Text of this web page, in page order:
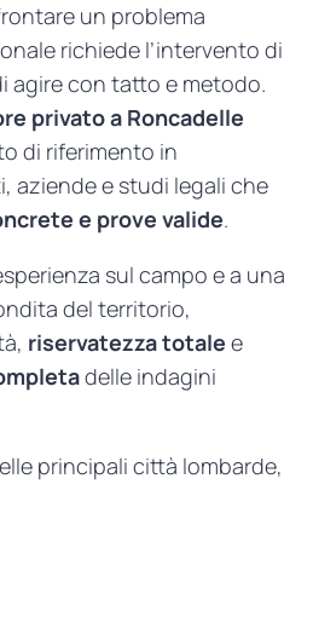
un problema
richiede l’intervento di
agire con tatto e metodo.
privato a Roncadelle
di riferimento in
aziende e studi legali che
e prove valide.
sul campo e a una
del territorio,
riservatezza totale e
delle indagini
principali città lombarde,